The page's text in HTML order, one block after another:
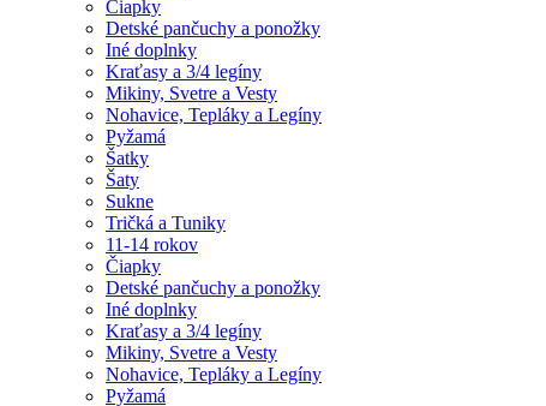
Čiapky
Detské pančuchy a ponožky
Iné doplnky
Kraťasy a 3/4 legíny
Mikiny, Svetre a Vesty
Nohavice, Tepláky a Legíny
Pyžamá
Šatky
Šaty
Sukne
Tričká a Tuniky
11-14 rokov
Čiapky
Detské pančuchy a ponožky
Iné doplnky
Kraťasy a 3/4 legíny
Mikiny, Svetre a Vesty
Nohavice, Tepláky a Legíny
Pyžamá